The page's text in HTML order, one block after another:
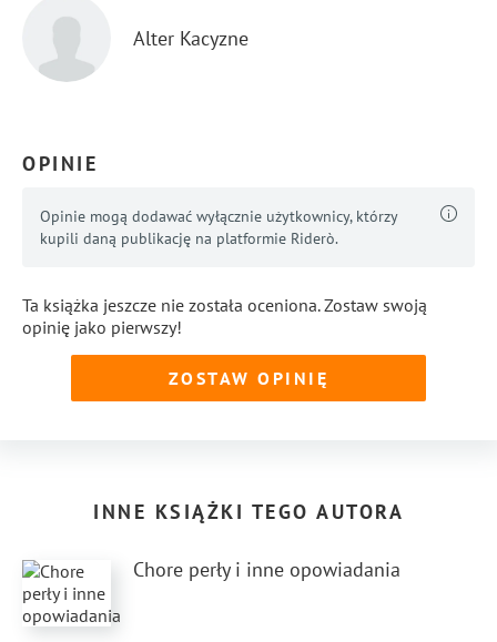
Alter Kacyzne
OPINIE
Opinie mogą dodawać wyłącznie użytkownicy, którzy
kupili daną publikację na platformie Riderò.
Ta książka jeszcze nie została oceniona. Zostaw swoją
opinię jako pierwszy!
ZOSTAW OPINIĘ
INNE KSIĄŻKI TEGO AUTORA
Chore perły i inne opowiadania